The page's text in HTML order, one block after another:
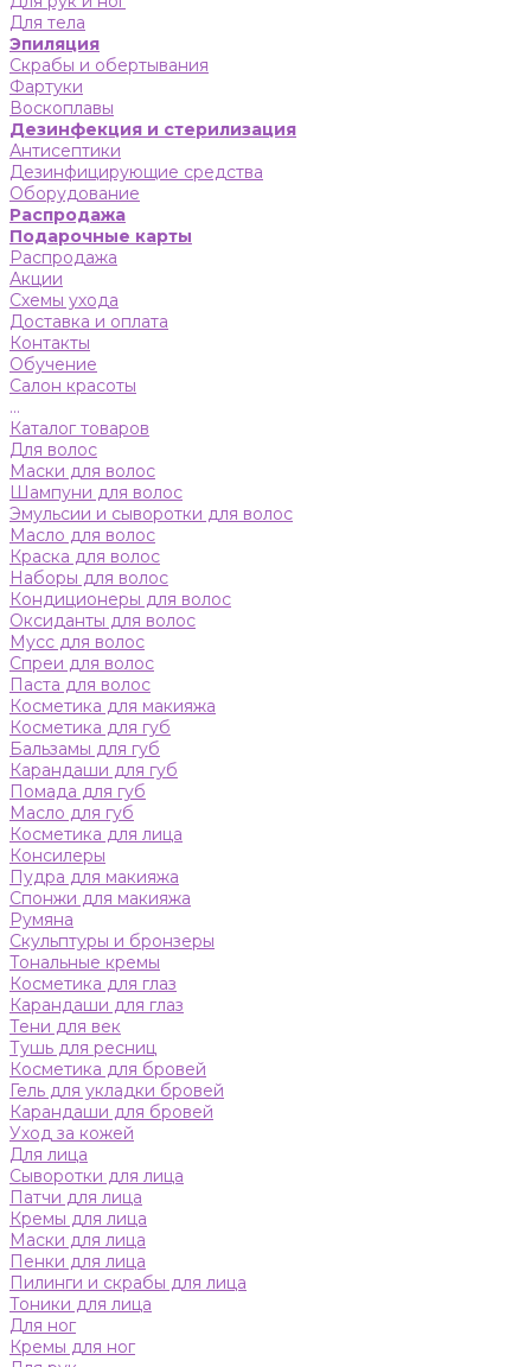
Для тела
Эпиляция
Скрабы и обертывания
Фартуки
Воскоплавы
Дезинфекция и стерилизация
Антисептики
Дезинфицирующие средства
Оборудование
Распродажа
Подарочные карты
Распродажа
Акции
Схемы ухода
Доставка и оплата
Контакты
Обучение
Салон красоты
...
Каталог товаров
Для волос
Маски для волос
Шампуни для волос
Эмульсии и сыворотки для волос
Масло для волос
Краска для волос
Наборы для волос
Кондиционеры для волос
Оксиданты для волос
Мусс для волос
Спреи для волос
Паста для волос
Косметика для макияжа
Косметика для губ
Бальзамы для губ
Карандаши для губ
Помада для губ
Масло для губ
Косметика для лица
Консилеры
Пудра для макияжа
Спонжи для макияжа
Румяна
Скульптуры и бронзеры
Тональные кремы
Косметика для глаз
Карандаши для глаз
Тени для век
Тушь для ресниц
Косметика для бровей
Гель для укладки бровей
Карандаши для бровей
Уход за кожей
Для лица
Сыворотки для лица
Патчи для лица
Кремы для лица
Маски для лица
Пенки для лица
Пилинги и скрабы для лица
Тоники для лица
Для ног
Кремы для ног